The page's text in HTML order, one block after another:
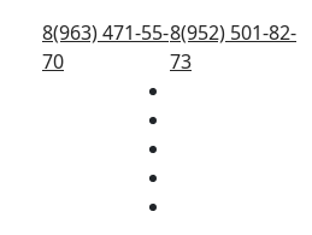
8(963) 471-55-
70
8(952) 501-82-
73